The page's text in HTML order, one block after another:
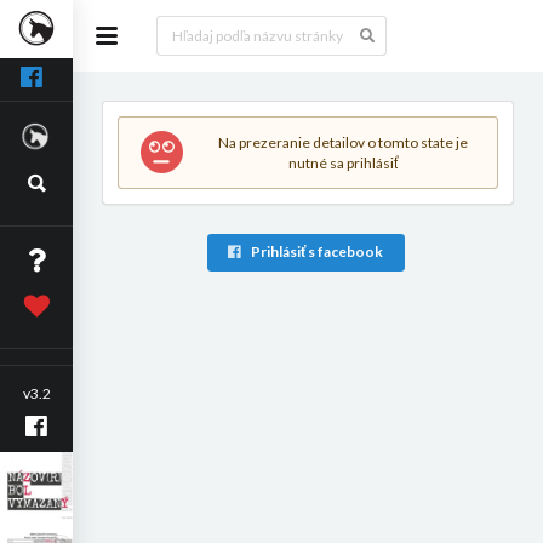
v3.2
Na prezeranie detailov o tomto state je
nutné sa prihlásiť
Prihlásiť s facebook